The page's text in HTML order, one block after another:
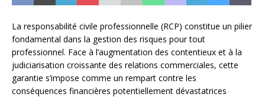
La responsabilité civile professionnelle (RCP) constitue un pilier
fondamental dans la gestion des risques pour tout
professionnel. Face à l’augmentation des contentieux et à la
judiciarisation croissante des relations commerciales, cette
garantie s’impose comme un rempart contre les
conséquences financières potentiellement dévastatrices